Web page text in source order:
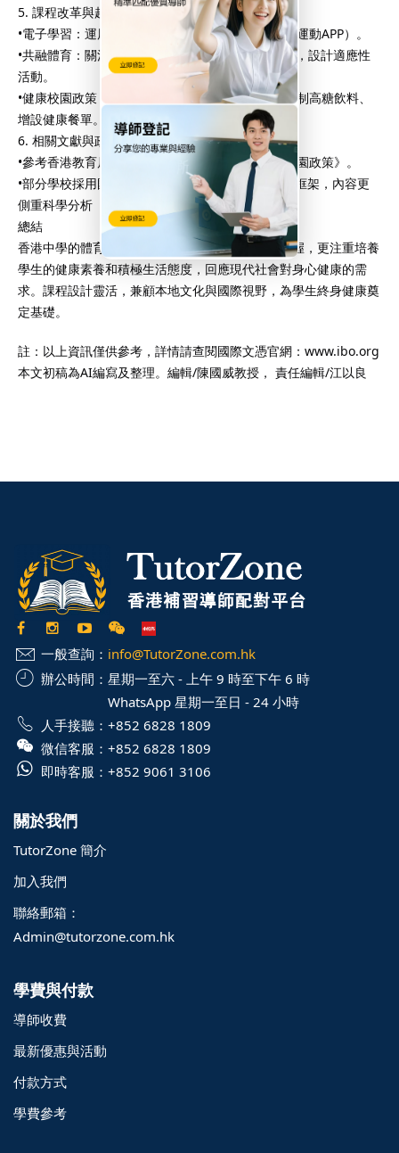
5. 課程改革與趨勢
•電子學習：運用科技記錄運動數據（如心率監測、運動APP）。
•共融體育：關注特殊教育需求（SEN）學生的參與，設計適應性
活動。
•健康校園政策：推動「健康飲食在校園」計劃，限制高糖飲料、
增設健康餐單。
6. 相關文獻與政策
•參考香港教育局《中學體育課程指引》及《健康校園政策》。
•部分學校採用國際文憑（IB）或IGCSE的體育課程框架，內容更
側重科學分析（如運動生物力學）。
總結
香港中學的體育與健康課程不僅強調運動技能的掌握，更注重培養
學生的健康素養和積極生活態度，回應現代社會對身心健康的需
求。課程設計靈活，兼顧本地文化與國際視野，為學生終身健康奠
定基礎。
註：以上資訊僅供參考，詳情請查閱國際文憑官網：www.ibo.org
本文初稿為AI編寫及整理。編輯/陳國威教授， 責任編輯/江以良
一般查詢： info@TutorZone.com.hk
辦公時間： 星期一至六 - 上午 9 時至下午 6 時
WhatsApp 星期一至日 - 24 小時
人手接聽： +852 6828 1809
微信客服： +852 6828 1809
即時客服： +852 9061 3106
關於我們
TutorZone 簡介
加入我們
聯絡郵箱：
Admin@tutorzone.com.hk
學費與付款
導師收費
最新優惠與活動
付款方式
學費參考